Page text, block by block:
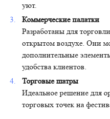
уют.
Коммерческие палатки
Разработаны для
открытом воздухе. Они
дополнительные
удобства клиентов.
Торговые шатры
Идеальное решение для
торговых точек на